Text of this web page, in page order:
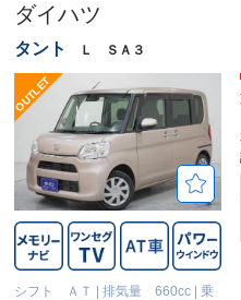
ダイハツ
タント Ｌ ＳＡ３
シフト ＡＴ |排気量 660cc |乗